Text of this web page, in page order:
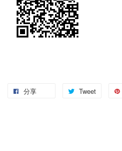
分享 Tweet